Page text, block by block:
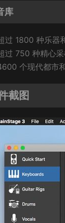
库
过 1800 种乐器
过 750 种精心
个现代都市
截图